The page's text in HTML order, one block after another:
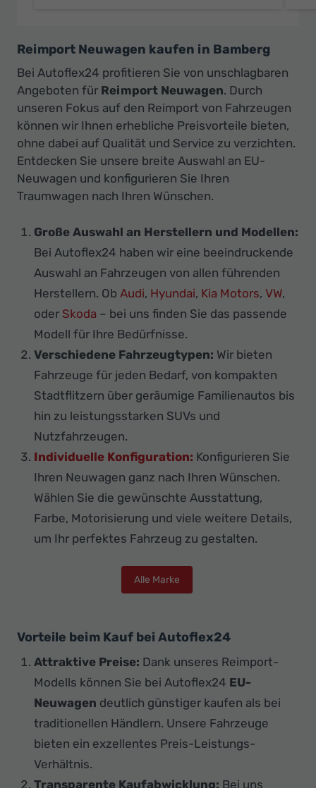
Reimport Neuwagen kaufen in Bamberg
Bei Autoflex24 profitieren Sie von unschlagbaren
Angeboten für Reimport Neuwagen. Durch
unseren Fokus auf den Reimport von Fahrzeugen
können wir Ihnen erhebliche Preisvorteile bieten,
ohne dabei auf Qualität und Service zu verzichten.
Entdecken Sie unsere breite Auswahl an EU-
Neuwagen und konfigurieren Sie Ihren
Traumwagen nach Ihren Wünschen.
Große Auswahl an Herstellern und Modellen:
Bei Autoflex24 haben wir eine beeindruckende
Auswahl an Fahrzeugen von allen führenden
Herstellern. Ob Audi, Hyundai, Kia Motors, VW,
oder Skoda – bei uns finden Sie das passende
Modell für Ihre Bedürfnisse.
Verschiedene Fahrzeugtypen: Wir bieten
Fahrzeuge für jeden Bedarf, von kompakten
Stadtflitzern über geräumige Familienautos bis
hin zu leistungsstarken SUVs und
Nutzfahrzeugen.
Individuelle Konfiguration: Konfigurieren Sie
Ihren Neuwagen ganz nach Ihren Wünschen.
Wählen Sie die gewünschte Ausstattung,
Farbe, Motorisierung und viele weitere Details,
um Ihr perfektes Fahrzeug zu gestalten.
Alle Marke
Vorteile beim Kauf bei Autoflex24
Attraktive Preise: Dank unseres Reimport-
Modells können Sie bei Autoflex24 EU-
Neuwagen deutlich günstiger kaufen als bei
traditionellen Händlern. Unsere Fahrzeuge
bieten ein exzellentes Preis-Leistungs-
Verhältnis.
Transparente Kaufabwicklung: Bei uns